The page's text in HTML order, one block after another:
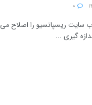
سایت ریسپانسیو را اصلاح می
گیری ...